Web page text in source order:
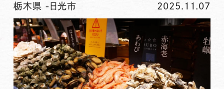
栃木県 - 日光市 2025.11.07